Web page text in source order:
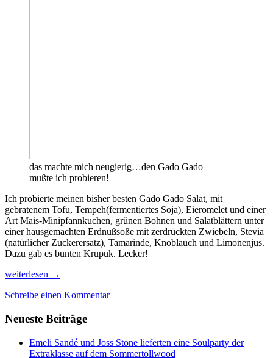
das machte mich neugierig…den Gado Gado
mußte ich probieren!
Ich probierte meinen bisher besten Gado Gado Salat, mit
gebratenem Tofu, Tempeh(fermentiertes Soja), Eieromelet und einer
Art Mais-Minipfannkuchen, grünen Bohnen und Salatblättern unter
einer hausgemachten Erdnußsoße mit zerdrückten Zwiebeln, Stevia
(natürlicher Zuckerersatz), Tamarinde, Knoblauch und Limonenjus.
Dazu gab es bunten Krupuk. Lecker!
Sumbawa,
Mekka
Heimat
Tambora-
Vulkans,
weiterlesen →
Schreibe einen Kommentar
Neueste Beiträge
Emeli Sandé und Joss Stone lieferten eine Soulparty der
Extraklasse auf dem Sommertollwood